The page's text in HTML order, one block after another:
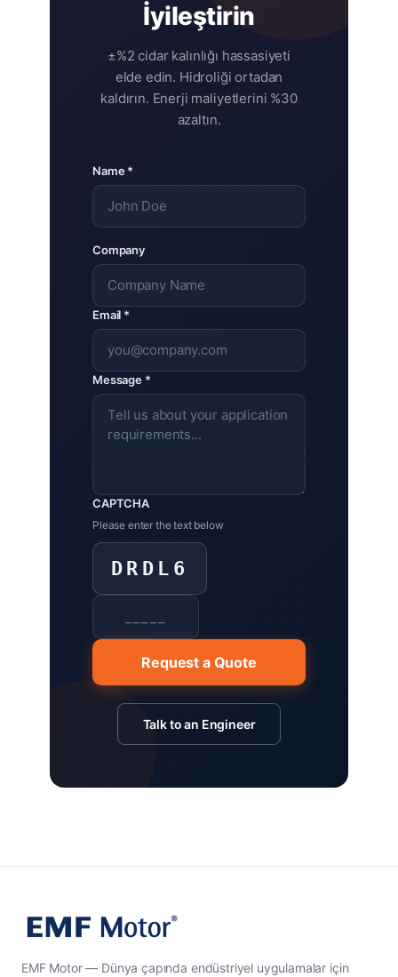
İyileştirin
±%2 cidar kalınlığı hassasiyeti
elde edin. Hidroliği ortadan
kaldırın. Enerji maliyetlerini %30
azaltın.
Name *
Company
Email *
Message *
CAPTCHA
Please enter the text below
DRDL6
Request a Quote
Talk to an Engineer
EMF Motor — Dünya çapında endüstriyel uygulamalar için